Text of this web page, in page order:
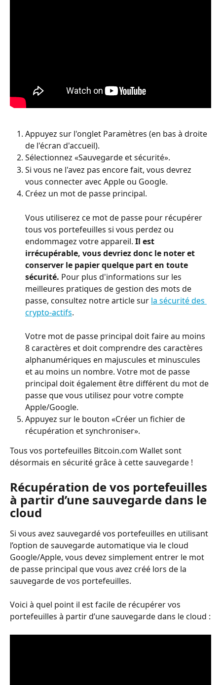
Appuyez sur l'onglet Paramètres (en bas à droite
de l'écran d'accueil).
Sélectionnez «Sauvegarde et sécurité».
Si vous ne l'avez pas encore fait, vous devrez
vous connecter avec Apple ou Google.
Créez un mot de passe principal.
Vous utiliserez ce mot de passe pour récupérer
tous vos portefeuilles si vous perdez ou
endommagez votre appareil. Il est
irrécupérable, vous devriez donc le noter et
conserver le papier quelque part en toute
sécurité. Pour plus d'informations sur les
meilleures pratiques de gestion des mots de
passe, consultez notre article sur la sécurité des
crypto-actifs.
Votre mot de passe principal doit faire au moins
8 caractères et doit comprendre des caractères
alphanumériques en majuscules et minuscules
et au moins un nombre. Votre mot de passe
principal doit également être différent du mot de
passe que vous utilisez pour votre compte
Apple/Google.
Appuyez sur le bouton «Créer un fichier de
récupération et synchroniser».
Tous vos portefeuilles Bitcoin.com Wallet sont
désormais en sécurité grâce à cette sauvegarde !
Récupération de vos portefeuilles
à partir d’une sauvegarde dans le
cloud
Si vous avez sauvegardé vos portefeuilles en utilisant
l’option de sauvegarde automatique via le cloud
Google/Apple, vous devez simplement entrer le mot
de passe principal que vous avez créé lors de la
sauvegarde de vos portefeuilles.
Voici à quel point il est facile de récupérer vos
portefeuilles à partir d’une sauvegarde dans le cloud :